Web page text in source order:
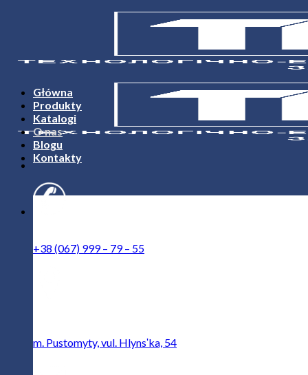
+38 (067) 999 – 79 – 55
m. Pustomyty, vul. Hlynsʹka, 54
Główna
Produkty
Katalogi
O nas
Blogu
Kontakty